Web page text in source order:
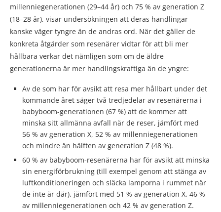
millenniegenerationen (29–44 år) och 75 % av generation Z
(18–28 år), visar undersökningen att deras handlingar
kanske väger tyngre än de andras ord. När det gäller de
konkreta åtgärder som resenärer vidtar för att bli mer
hållbara verkar det nämligen som om de äldre
generationerna är mer handlingskraftiga än de yngre:
Av de som har för avsikt att resa mer hållbart under det
kommande året säger två tredjedelar av resenärerna i
babyboom-generationen (67 %) att de kommer att
minska sitt allmänna avfall när de reser, jämfört med
56 % av generation X, 52 % av millenniegenerationen
och mindre än hälften av generation Z (48 %).
60 % av babyboom-resenärerna har för avsikt att minska
sin energiförbrukning (till exempel genom att stänga av
luftkonditioneringen och släcka lamporna i rummet när
de inte är där), jämfört med 51 % av generation X, 46 %
av millenniegenerationen och 42 % av generation Z.